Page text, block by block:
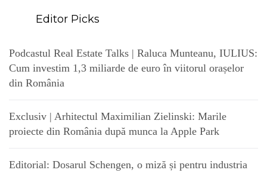
Editor Picks
Podcastul Real Estate Talks | Raluca Munteanu, IULIUS:
Cum investim 1,3 miliarde de euro în viitorul orașelor
din România
Exclusiv | Arhitectul Maximilian Zielinski: Marile
proiecte din România după munca la Apple Park
Editorial: Dosarul Schengen, o miză și pentru industria